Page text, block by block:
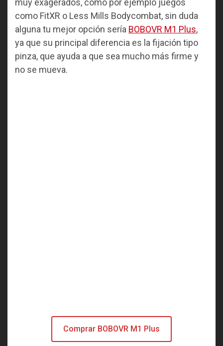
muy exagerados, como por ejemplo juegos
como FitXR o Less Mills Bodycombat, sin duda
alguna tu mejor opción sería BOBOVR M1 Plus,
ya que su principal diferencia es la fijación tipo
pinza, que ayuda a que sea mucho más firme y
no se mueva.
Comprar BOBOVR M1 Plus